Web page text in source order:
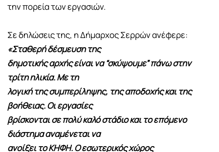
την πορεία των εργασιών.
Σε δηλώσεις της, η Δήμαρχος Σερρών ανέφερε:
«Σταθερή δέσμευση της
δημοτικής αρχής είναι να “σκύψουμε” πάνω στην
τρίτη ηλικία. Με τη
λογική της συμπερίληψης, της αποδοχής και της
βοήθειας. Οι εργασίες
βρίσκονται σε πολύ καλό στάδιο και το επόμενο
διάστημα αναμένεται να
ανοίξει το ΚΗΦΗ. Ο εσωτερικός χώρος